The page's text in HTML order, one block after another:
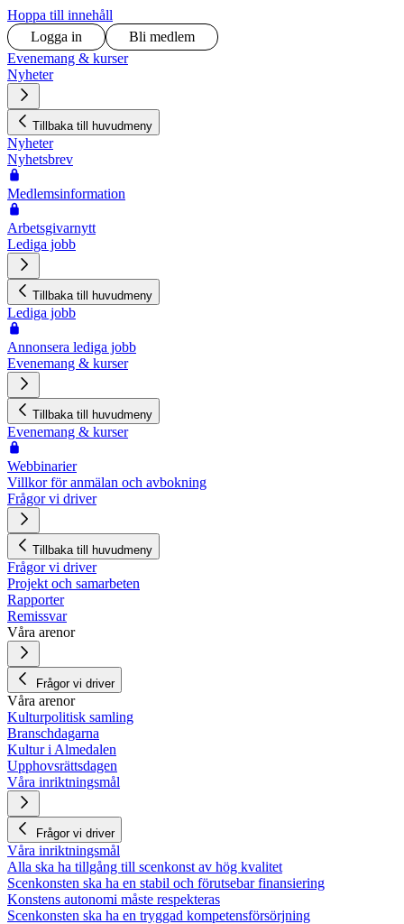
Hoppa till innehåll
Logga in
Bli medlem
Evenemang & kurser
Nyheter
Tillbaka till huvudmeny
Nyheter
Nyhetsbrev
Medlemsinformation
Arbetsgivarnytt
Lediga jobb
Tillbaka till huvudmeny
Lediga jobb
Annonsera lediga jobb
Evenemang & kurser
Tillbaka till huvudmeny
Evenemang & kurser
Webbinarier
Villkor för anmälan och avbokning
Frågor vi driver
Tillbaka till huvudmeny
Frågor vi driver
Projekt och samarbeten
Rapporter
Remissvar
Våra arenor
Frågor vi driver
Våra arenor
Kulturpolitisk samling
Branschdagarna
Kultur i Almedalen
Upphovsrättsdagen
Våra inriktningsmål
Frågor vi driver
Våra inriktningsmål
Alla ska ha tillgång till scenkonst av hög kvalitet
Scenkonsten ska ha en stabil och förutsebar finansiering
Konstens autonomi måste respekteras
Scenkonsten ska ha en tryggad kompetensförsörjning